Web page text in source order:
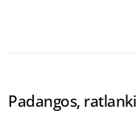
Padangos,